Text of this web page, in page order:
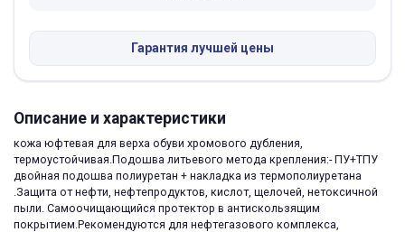
Гарантия лучшей цены
Описание и характеристики
кожа юфтевая для верха обуви хромового дубления,
термоустойчивая.Подошва литьевого метода крепления:- ПУ+ТПУ
двойная подошва полиуретан + накладка из термополиуретана
.Защита от нефти, нефтепродуктов, кислот, щелочей, нетоксичной
пыли. Самоочищающийся протектор в антискользящим
покрытием.Рекомендуются для нефтегазового комплекса,